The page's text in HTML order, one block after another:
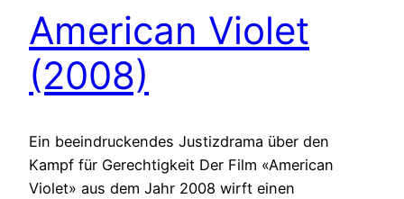
American Violet
(2008)
Ein beeindruckendes Justizdrama über den
Kampf für Gerechtigkeit Der Film «American
Violet» aus dem Jahr 2008 wirft einen